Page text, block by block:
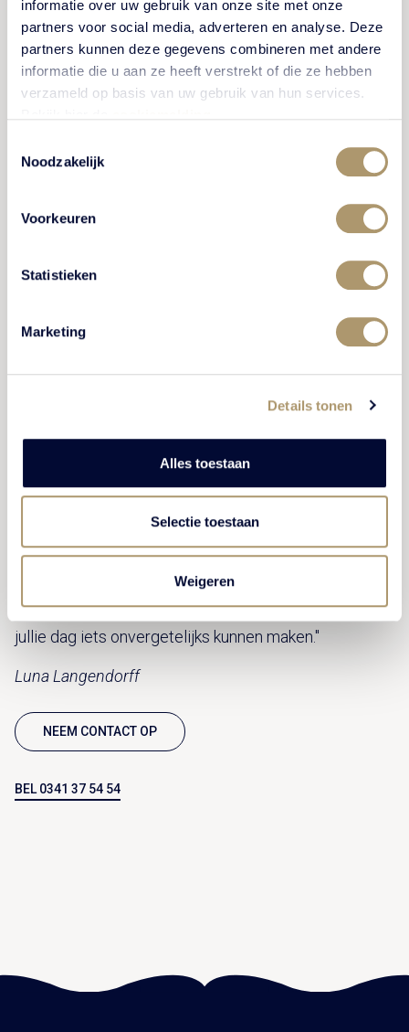
informatie over uw gebruik van onze site met onze
partners voor social media, adverteren en analyse. Deze
partners kunnen deze gegevens combineren met andere
informatie die u aan ze heeft verstrekt of die ze hebben
verzameld op basis van uw gebruik van hun services.
Noodzakelijk
Voorkeuren
Statistieken
Marketing
Details tonen
Alles toestaan
Selectie toestaan
Weigeren
graag alle mogelijkheden van Kasteel De Vanenburg
zien, inclusief onze trouwzalen. Samen denken we
mee over jullie ideeën en bekijken we hoe we van
jullie dag iets onvergetelijks kunnen maken."
Luna Langendorff
NEEM CONTACT OP
BEL 0341 37 54 54